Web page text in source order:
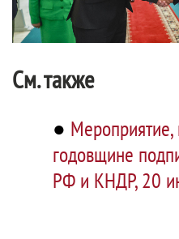
См. также
●
годовщине
РФ и КНДР, 20